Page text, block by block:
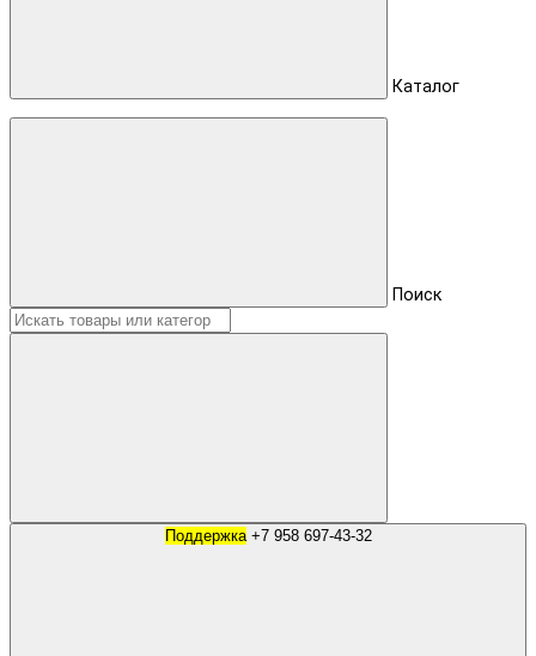
Каталог
Поиск
Поддержка +7 958 697-43-32